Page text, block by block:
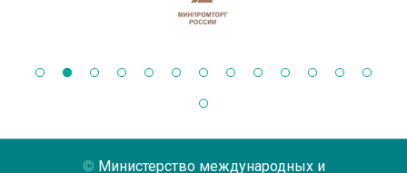
Министерство международных и